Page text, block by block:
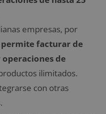
empresas, por
permite facturar de
de
ilimitados.
con otras